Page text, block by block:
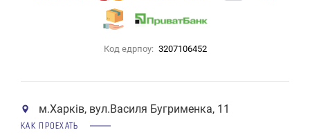
Код едрпоу: 3207106452
м.Харків, вул.Василя Бугрименка, 11
КАК ПРОЕХАТЬ